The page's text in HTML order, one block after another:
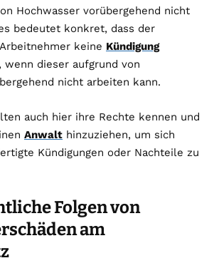
Hochwasser vorübergehend nicht
bedeutet konkret, dass der
keine Kündigung
wenn dieser aufgrund von
nicht arbeiten kann.
auch hier ihre Rechte kennen und
Anwalt hinzuziehen, um sich
Kündigungen oder Nachteile zu
Folgen von
am